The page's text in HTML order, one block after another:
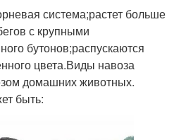
система;растет больше
с крупными
бутонов;распускаются
цвета.Виды навоза
домашних животных.
быть: